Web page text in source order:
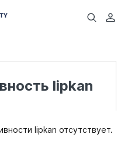
lipkan
lipkan отсутствует.